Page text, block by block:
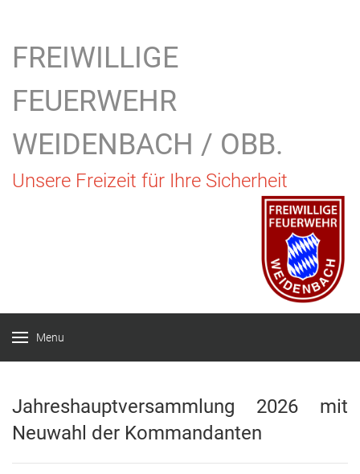
FREIWILLIGE
FEUERWEHR
WEIDENBACH / OBB.
Unsere Freizeit für Ihre Sicherheit
Menu
Jahreshauptversammlung 2026 mit
Neuwahl der Kommandanten